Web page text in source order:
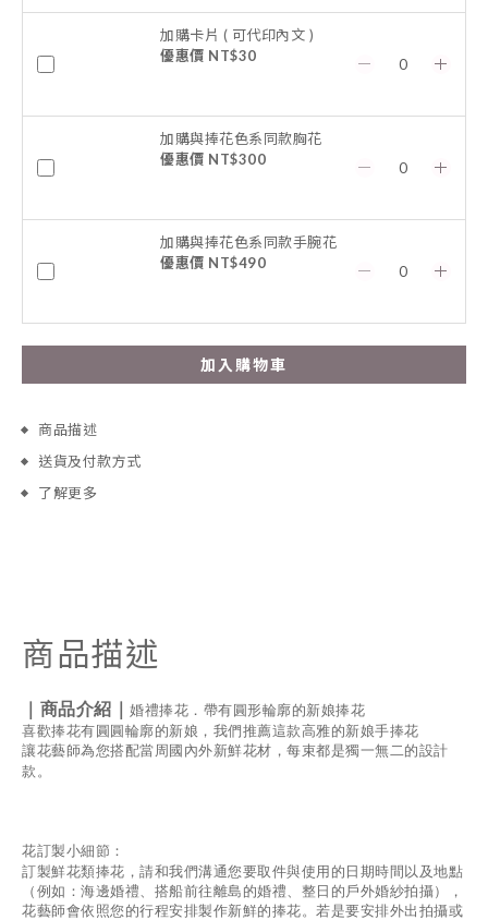
加購卡片 ( 可代印內文 )
優惠價 NT$30
加購與捧花色系同款胸花
優惠價 NT$300
加購與捧花色系同款手腕花
優惠價 NT$490
加入購物車
商品描述
送貨及付款方式
了解更多
商品描述
｜商品介紹｜ 婚禮捧花．帶有圓形輪廓的新娘捧花
喜歡捧花有圓圓輪廓的新娘，我們推薦這款高雅的新娘手捧花
讓花藝師為您搭配當周國內外新鮮花材，每束都是獨一無二的設計
款。
花訂製小細節：
訂製鮮花類捧花，請和我們溝通您要取件與使用的日期時間以及地點
（例如：海邊婚禮、搭船前往離島的婚禮、整日的戶外婚紗拍攝），
花藝師會依照您的行程安排製作新鮮的捧花。若是要安排外出拍攝或